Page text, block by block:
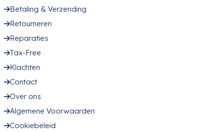
Betaling & Verzending
Retourneren
Reparaties
Tax-Free
Klachten
Contact
Over ons
Algemene Voorwaarden
Cookiebeleid